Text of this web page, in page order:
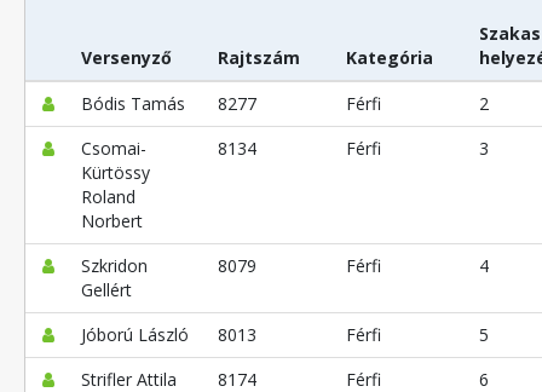
Versenyző Rajtszám Kategória
Bódis Tamás
8277 Férfi
2
Csomai-
Kürtössy
Roland
Norbert
8134 Férfi 3
Szkridon
Gellért
8079 Férfi 4
Jóború László 8013 Férfi
5
Strifler Attila
8174 Férfi
6